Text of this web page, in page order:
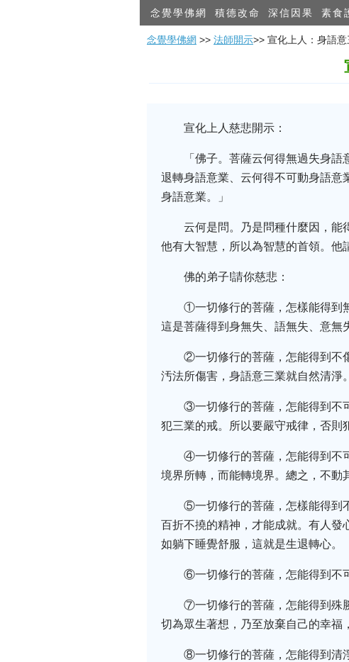
念覺學佛網 積德改命 深信因果 素食
念覺學佛網 >> 法師開示>> 宣化上人：身語
宣化上人慈悲開示：
「佛子。菩薩云何得無過失身
退轉身語意業、云何得不可動身語意
身語意業。」
云何是問。乃是問種什麼因，能
他有大智慧，所以為智慧的首領。他
佛的弟子!請你慈悲：
①一切修行的菩薩，怎樣能得到
這是菩薩得到身無失、語無失、意無
②一切修行的菩薩，怎能得到不
汚法所傷害，身語意三業就自然清淨
③一切修行的菩薩，怎能得到不
犯三業的戒。所以要嚴守戒律，否則
④一切修行的菩薩，怎能得到不
境界所轉，而能轉境界。總之，不動
⑤一切修行的菩薩，怎樣能得到
百折不撓的精神，才能成就。有人發
如躺下睡覺舒服，這就是生退轉心。
⑥一切修行的菩薩，怎能得到不
⑦一切修行的菩薩，怎能得到殊
切為眾生著想，乃至放棄自己的幸福
⑧一切修行的菩薩，怎能得到清